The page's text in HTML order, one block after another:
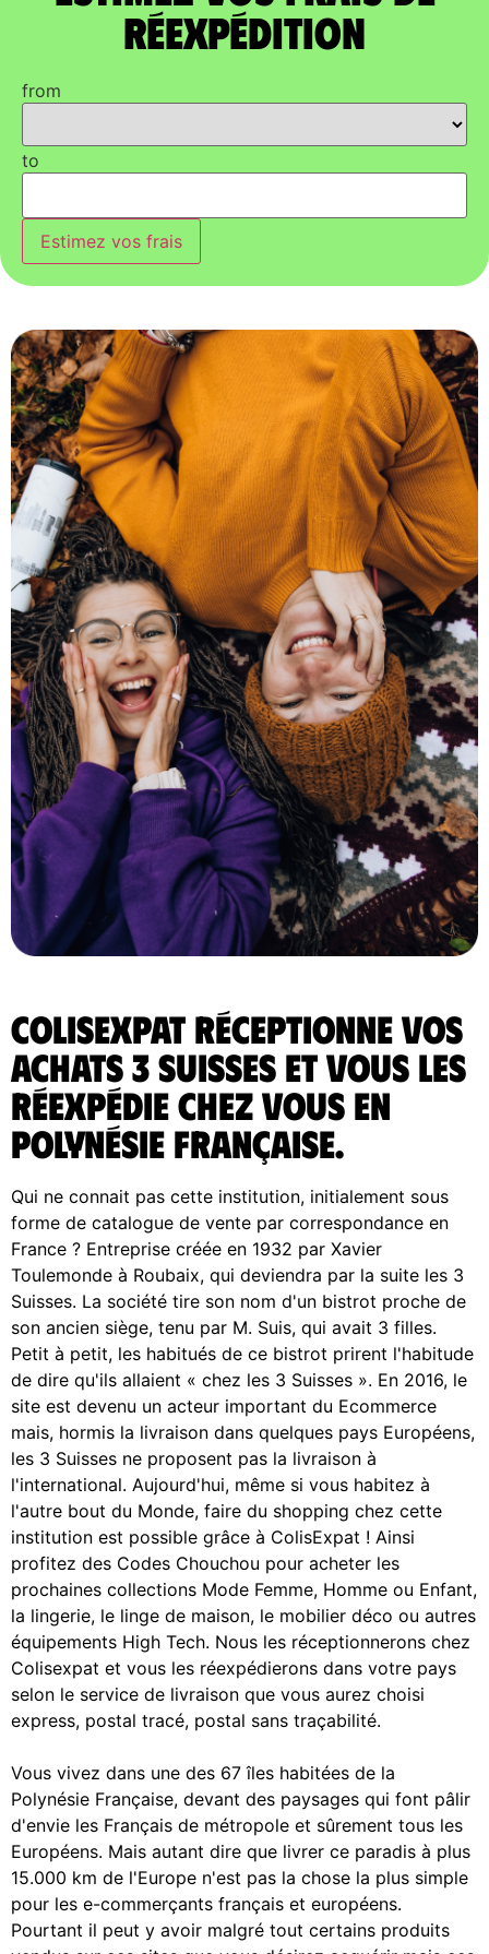
réexpédition
from
to
Estimez vos frais
ColisExpat réceptionne vos
achats 3 Suisses et vous les
réexpédie chez vous en
Polynésie Française.
Qui ne connait pas cette institution, initialement sous
forme de catalogue de vente par correspondance en
France ? Entreprise créée en 1932 par Xavier
Toulemonde à Roubaix, qui deviendra par la suite les 3
Suisses. La société tire son nom d'un bistrot proche de
son ancien siège, tenu par M. Suis, qui avait 3 filles.
Petit à petit, les habitués de ce bistrot prirent l'habitude
de dire qu'ils allaient « chez les 3 Suisses ». En 2016, le
site est devenu un acteur important du Ecommerce
mais, hormis la livraison dans quelques pays Européens,
les 3 Suisses ne proposent pas la livraison à
l'international. Aujourd'hui, même si vous habitez à
l'autre bout du Monde, faire du shopping chez cette
institution est possible grâce à ColisExpat ! Ainsi
profitez des Codes Chouchou pour acheter les
prochaines collections Mode Femme, Homme ou Enfant,
la lingerie, le linge de maison, le mobilier déco ou autres
équipements High Tech. Nous les réceptionnerons chez
Colisexpat et vous les réexpédierons dans votre pays
selon le service de livraison que vous aurez choisi
express, postal tracé, postal sans traçabilité.
Vous vivez dans une des 67 îles habitées de la
Polynésie Française, devant des paysages qui font pâlir
d'envie les Français de métropole et sûrement tous les
Européens. Mais autant dire que livrer ce paradis à plus
15.000 km de l'Europe n'est pas la chose la plus simple
pour les e-commerçants français et européens.
Pourtant il peut y avoir malgré tout certains produits